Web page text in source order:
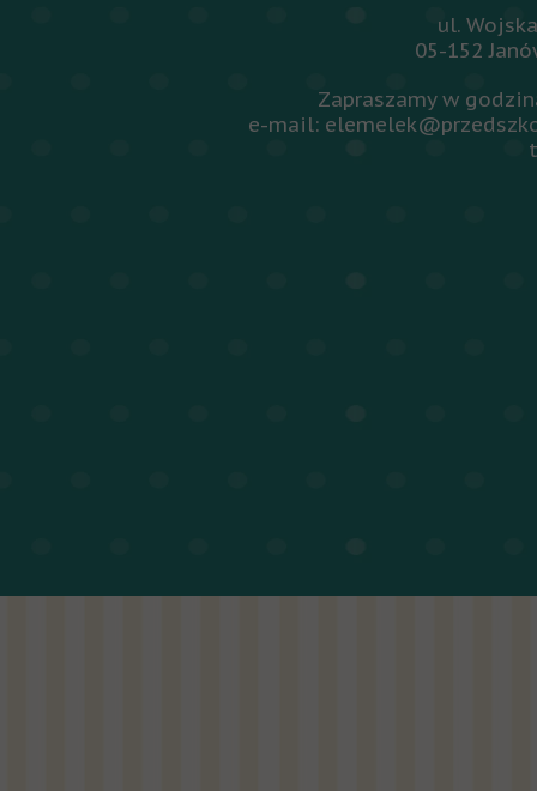
ul.
05-152
Zapraszamy w
e-mail: